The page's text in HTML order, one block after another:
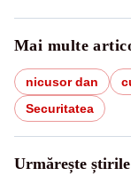
Mai multe
nicusor dan
Securitatea
Urmărește